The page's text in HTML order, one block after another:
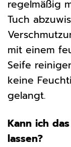
regelmäßig
Tuch
mit einem
Seife
keine
gelangt.
Kann ich
lassen?